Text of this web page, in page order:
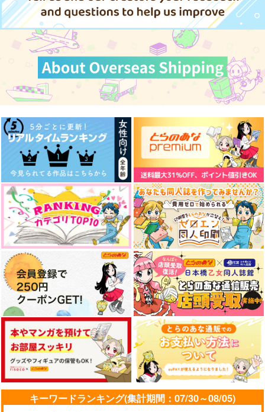
キーワードランキング(集計期間：07/30～08/05)